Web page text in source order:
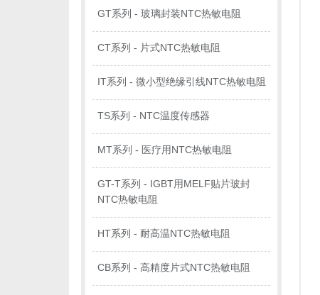
GT系列 - 玻璃封装NTC热敏电阻
CT系列 - 片式NTC热敏电阻
IT系列 - 微小型绝缘引线NTC热敏电阻
TS系列 - NTC温度传感器
MT系列 - 医疗用NTC热敏电阻
GT-T系列 - IGBT用MELF贴片玻封
NTC热敏电阻
HT系列 - 耐高温NTC热敏电阻
CB系列 - 高精度片式NTC热敏电阻